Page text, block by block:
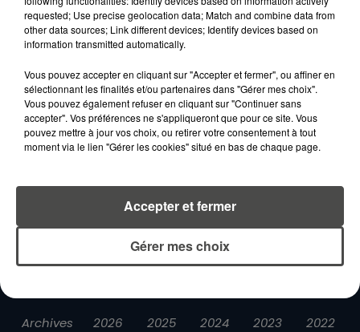
LA RADIO INFOS
PODCASTS
RENDEZ-VOUS
PUBLICITÉ
Gestion des cookies
Mentions légales
Espace presse
Téléchargez l'appli
Archives 2026 2025 2024 2023 2022
requested; Use precise geolocation data; Match and combine data from
other data sources; Link different devices; Identify devices based on
information transmitted automatically.
Vous pouvez accepter en cliquant sur "Accepter et fermer", ou affiner en
sélectionnant les finalités et/ou partenaires dans "Gérer mes choix".
Vous pouvez également refuser en cliquant sur "Continuer sans
accepter". Vos préférences ne s'appliqueront que pour ce site. Vous
pouvez mettre à jour vos choix, ou retirer votre consentement à tout
moment via le lien "Gérer les cookies" situé en bas de chaque page.
Gérer mes choix
Accepter et fermer